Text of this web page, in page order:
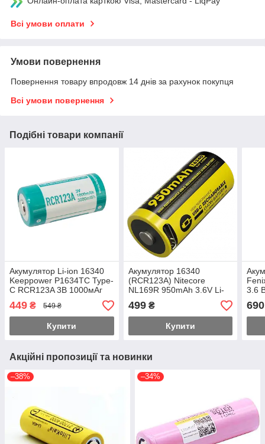
Всі умови оплати
Умови повернення
Повернення товару впродовж 14 днів за рахунок покупця
Всі умови повернення
Подібні товари компанії
Акумулятор Li-ion 16340
Keeppower P1634TC Type-
C RCR123A 3В 1000мАг
Li-ion захищений (Біло-
бірюзовий)
449 ₴ 549 ₴
Купити
Акумулятор 16340
(RCR123A) Nitecore
NL169R 950mAh 3.6V Li-
Ion USB-C із захистом
(Чорно-жовтий)
499₴
Купити
3.6
690
Акційні пропозиції та новинки
–38% –34%